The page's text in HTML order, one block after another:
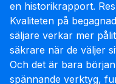
en historikrapport.
Kvaliteten på
säljare verkar mer
säkrare när de väljer
Och det är bara
spännande verktyg,